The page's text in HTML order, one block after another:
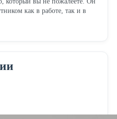
как в работе, так и в